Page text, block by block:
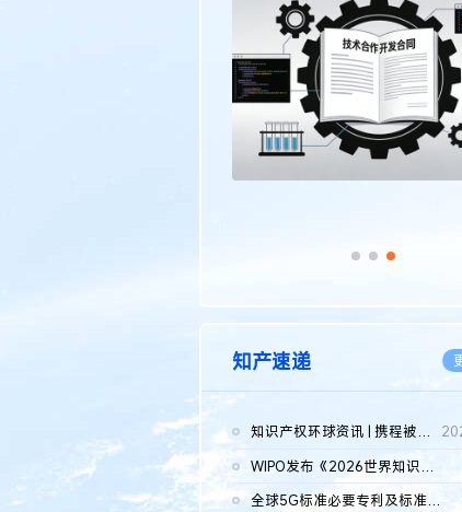
传统文化
知产速递
知识产权环球资讯 | 携程被市监总局罚51.79亿；瑞幸泰国商标案上...
WIPO发布《2026世界知识产权报告》 含报告全文
全球5G标准必要专利及标准提案研究报告（2026年）全文发布